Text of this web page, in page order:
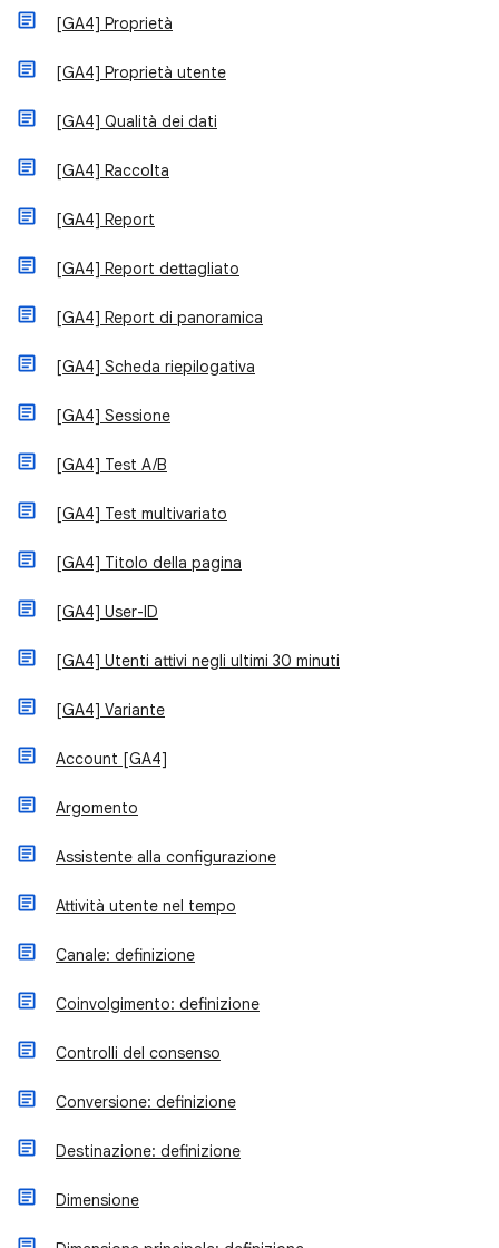
[GA4] Proprietà
[GA4] Proprietà utente
[GA4] Qualità dei dati
[GA4] Raccolta
[GA4] Report
[GA4] Report dettagliato
[GA4] Report di panoramica
[GA4] Scheda riepilogativa
[GA4] Sessione
[GA4] Test A/B
[GA4] Test multivariato
[GA4] Titolo della pagina
[GA4] User-ID
[GA4] Utenti attivi negli ultimi 30 minuti
[GA4] Variante
Account [GA4]
Argomento
Assistente alla configurazione
Attività utente nel tempo
Canale: definizione
Coinvolgimento: definizione
Controlli del consenso
Conversione: definizione
Destinazione: definizione
Dimensione